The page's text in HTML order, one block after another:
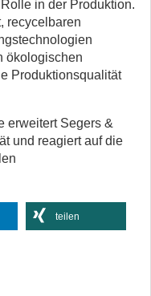
in der Produktion.
recycelbaren
ökologischen
Produktionsqualität
erweitert Segers &
und reagiert auf die
teilen